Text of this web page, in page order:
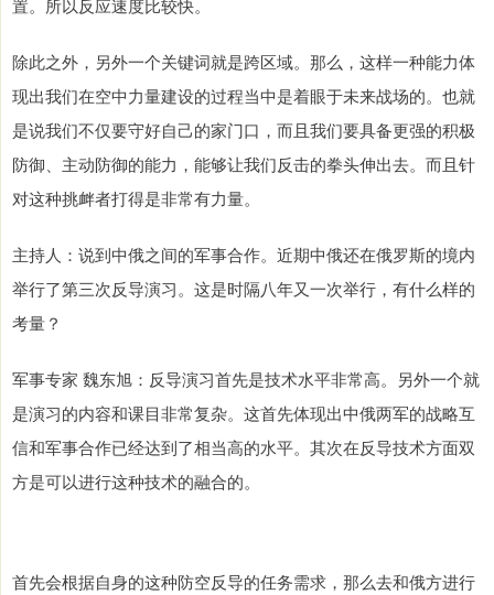
置。所以反应速度比较快。
除此之外，另外一个关键词就是跨区域。那么，这样一种能力体
现出我们在空中力量建设的过程当中是着眼于未来战场的。也就
是说我们不仅要守好自己的家门口，而且我们要具备更强的积极
防御、主动防御的能力，能够让我们反击的拳头伸出去。而且针
对这种挑衅者打得是非常有力量。
主持人：说到中俄之间的军事合作。近期中俄还在俄罗斯的境内
举行了第三次反导演习。这是时隔八年又一次举行，有什么样的
考量？
军事专家 魏东旭：反导演习首先是技术水平非常高。另外一个就
是演习的内容和课目非常复杂。这首先体现出中俄两军的战略互
信和军事合作已经达到了相当高的水平。其次在反导技术方面双
方是可以进行这种技术的融合的。
首先会根据自身的这种防空反导的任务需求，那么去和俄方进行